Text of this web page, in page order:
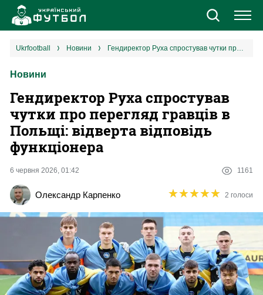
Новини
Єврокубки
УПЛ
2 ліга
Різне
Букмекери
Казино
ukrfootball новини Гендиректор Руха спростував чутки про перегляд гравців в Польщі: відверта відповідь функціонера
Новини
Гендиректор Руха спростував
чутки про перегляд гравців в
Польщі: відверта відповідь
функціонера
6 червня 2026, 01:42 1161
Олександр Карпенко ★★★★★
★★★★★ 2 голоси